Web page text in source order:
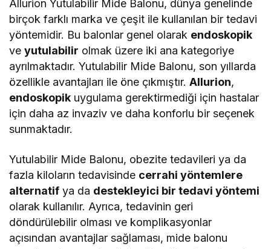
Allurion Yutulabilir Mide Balonu, dünya genelinde
birçok farklı marka ve çeşit ile kullanılan bir tedavi
yöntemidir. Bu balonlar genel olarak endoskopik
veyutulabilir olmak üzere iki ana kategoriye
ayrılmaktadır. Yutulabilir Mide Balonu, son yıllarda
özellikle avantajları ile öne çıkmıştır.Allurion,
endoskopik uygulama gerektirmediği için hastalar
için daha az invaziv ve daha konforlu bir seçenek
sunmaktadır.
Yutulabilir Mide Balonu, obezite tedavileri ya da
fazla kiloların tedavisinde cerrahi yöntemlere
alternatif ya da destekleyici bir tedavi yöntemi
olarak kullanılır. Ayrıca, tedavinin geri
döndürülebilir olması ve komplikasyonlar
açısından avantajlar sağlaması, mide balonu